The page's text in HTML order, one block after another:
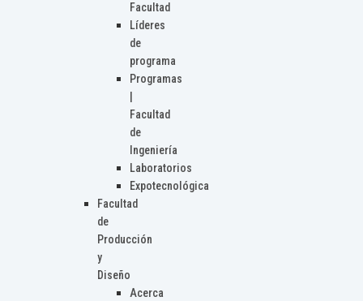
Facultad
Líderes
de
programa
Programas
Facultad
de
Ingeniería
Laboratorios
Expotecnológica
Facultad
de
Producción
y
Diseño
Acerca